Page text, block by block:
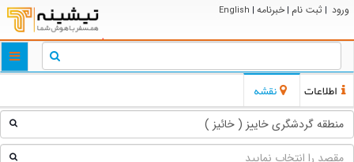
ورود | ثبت نام | خبرنامه |
English
اطلاعات نقشه